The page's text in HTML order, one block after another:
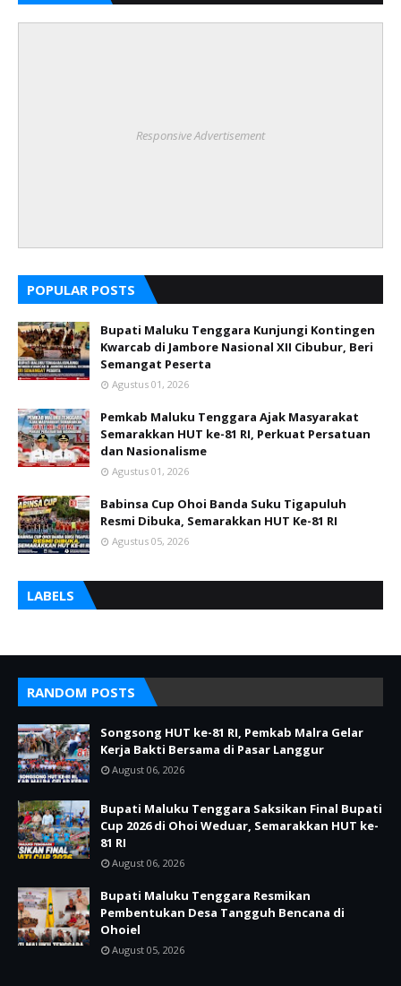
Responsive Advertisement
POPULAR POSTS
Bupati Maluku Tenggara Kunjungi Kontingen
Kwarcab di Jambore Nasional XII Cibubur, Beri
Semangat Peserta
Agustus 01, 2026
Pemkab Maluku Tenggara Ajak Masyarakat
Semarakkan HUT ke-81 RI, Perkuat Persatuan
dan Nasionalisme
Agustus 01, 2026
Babinsa Cup Ohoi Banda Suku Tigapuluh
Resmi Dibuka, Semarakkan HUT Ke-81 RI
Agustus 05, 2026
LABELS
RANDOM POSTS
Songsong HUT ke-81 RI, Pemkab Malra Gelar
Kerja Bakti Bersama di Pasar Langgur
August 06, 2026
Bupati Maluku Tenggara Saksikan Final Bupati
Cup 2026 di Ohoi Weduar, Semarakkan HUT ke-
81 RI
August 06, 2026
Bupati Maluku Tenggara Resmikan
Pembentukan Desa Tangguh Bencana di
Ohoiel
August 05, 2026